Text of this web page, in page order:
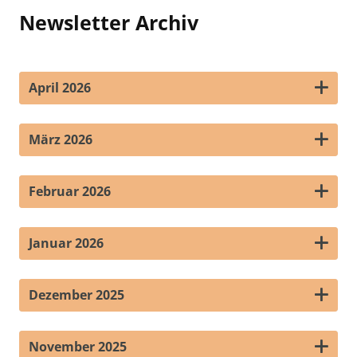
Newsletter Archiv
April 2026
März 2026
Februar 2026
Januar 2026
Dezember 2025
November 2025